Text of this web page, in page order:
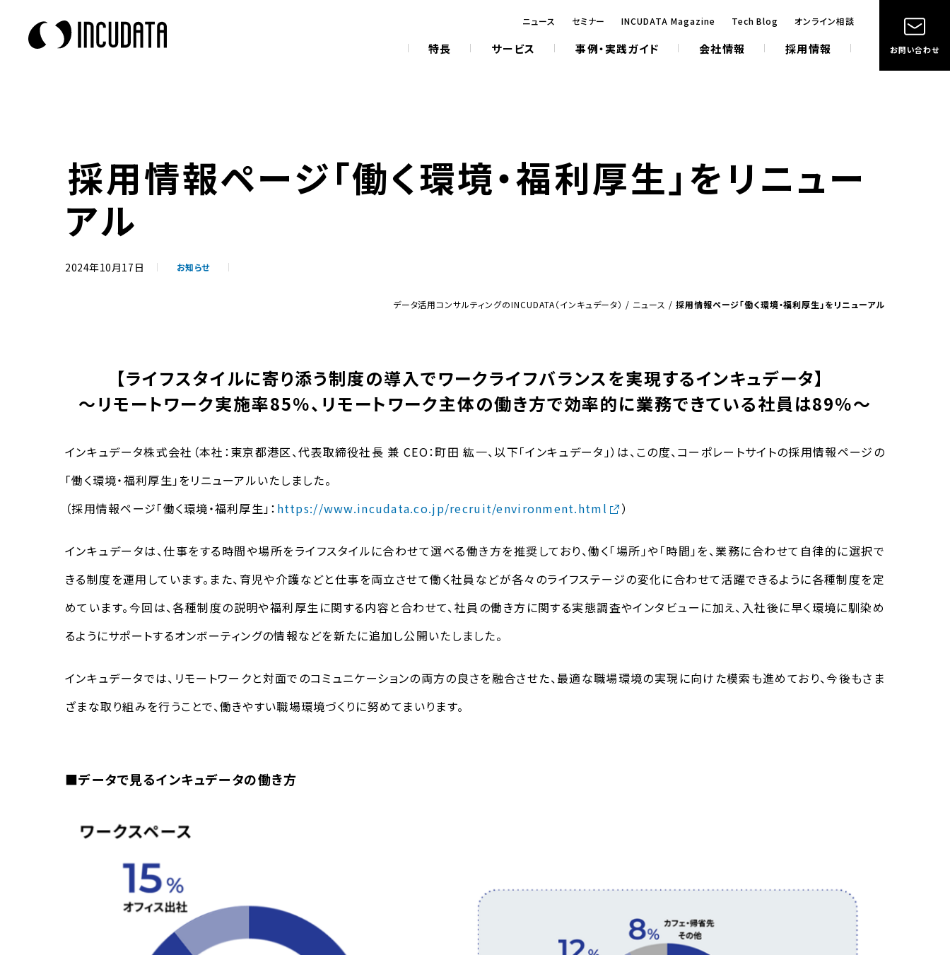
特長 サービス 事例・実践ガイド 会社情報 採用情報
ニュース セミナー INCUDATA Magazine Tech Blog オンライン相談
お問い合わせ
採用情報ページ「働く環境・福利厚生」をリニュー
アル
2024年10月17日 お知らせ
データ活用コンサルティングのINCUDATA（インキュデータ） / ニュース / 採用情報ページ「働く環境・福利厚生」をリニューアル
【ライフスタイルに寄り添う制度の導入でワークライフバランスを実現するインキュデータ】
～リモートワーク実施率85％、リモートワーク主体の働き方で効率的に業務できている社員は89％～
インキュデータ株式会社（本社：東京都港区、代表取締役社長 兼 CEO：町田 紘一、以下「インキュデータ」）は、この度、コーポレートサイトの採用情報ページの
「働く環境・福利厚生」をリニューアルいたしました。
（採用情報ページ「働く環境・福利厚生」： https://www.incudata.co.jp/recruit/environment.html ）
インキュデータは、仕事をする時間や場所をライフスタイルに合わせて選べる働き方を推奨しており、働く「場所」や「時間」を、業務に合わせて自律的に選択で
きる制度を運用しています。また、育児や介護などと仕事を両立させて働く社員などが各々のライフステージの変化に合わせて活躍できるように各種制度を定
めています。今回は、各種制度の説明や福利厚生に関する内容と合わせて、社員の働き方に関する実態調査やインタビューに加え、入社後に早く環境に馴染め
るようにサポートするオンボーティングの情報などを新たに追加し公開いたしました。
インキュデータでは、リモートワークと対面でのコミュニケーションの両方の良さを融合させた、最適な職場環境の実現に向けた模索も進めており、今後もさま
ざまな取り組みを行うことで、働きやすい職場環境づくりに努めてまいります。
■データで見るインキュデータの働き方